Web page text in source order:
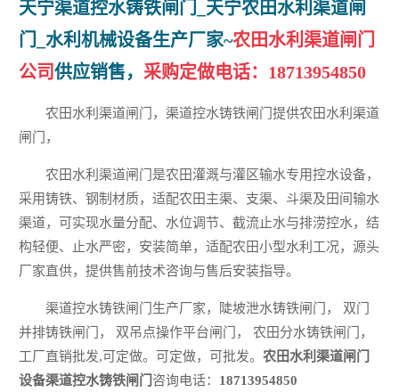
天宁渠道控水铸铁闸门_天宁农田水利渠道闸
门_水利机械设备生产厂家~农田水利渠道闸门
公司供应销售，采购定做电话： 18713954850
农田水利渠道闸门，渠道控水铸铁闸门提供农田水利渠道
闸门，
农田水利渠道闸门是农田灌溉与灌区输水专用控水设备，
采用铸铁、钢制材质，适配农田主渠、支渠、斗渠及田间输水
渠道，可实现水量分配、水位调节、截流止水与排涝控水，结
构轻便、止水严密，安装简单，适配农田小型水利工况，源头
厂家直供，提供售前技术咨询与售后安装指导。
渠道控水铸铁闸门生产厂家，陡坡泄水铸铁闸门， 双门
并排铸铁闸门， 双吊点操作平台闸门， 农田分水铸铁闸门，
工厂直销批发,可定做。可定做，可批发。农田水利渠道闸门
设备渠道控水铸铁闸门 咨询电话： 18713954850